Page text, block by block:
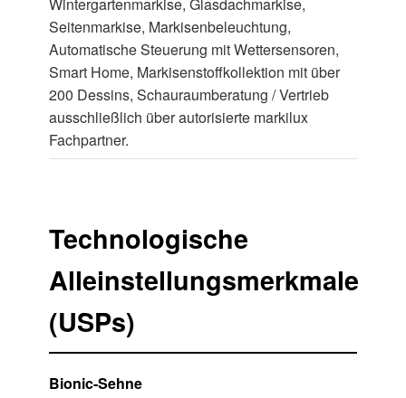
Seitenmarkise, Markisenbeleuchtung,
Automatische Steuerung mit Wettersensoren,
Smart Home, Markisenstoffkollektion mit über
200 Dessins, Schauraumberatung / Vertrieb
ausschließlich über autorisierte markilux
Fachpartner.
Technologische
Alleinstellungsmerkmale
(USPs)
Bionic-Sehne